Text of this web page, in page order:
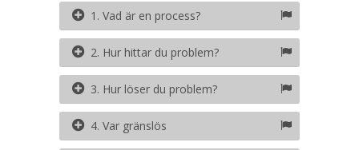
1. Vad är en process?
2. Hur hittar du problem?
3. Hur löser du problem?
4. Var gränslös